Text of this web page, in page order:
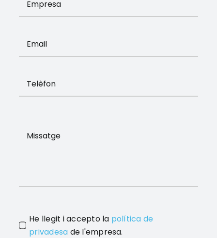
He llegit i accepto la política de
privadesa de l'empresa.